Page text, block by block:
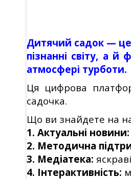
Дитячий садок — це
пізнанні світу, а
атмосфері турботи.
Ця цифрова
садочка.
Що ви знайдете на
1. Актуальні новини:
2. Методична
3. Медіатека:
4. Інтерактивність: